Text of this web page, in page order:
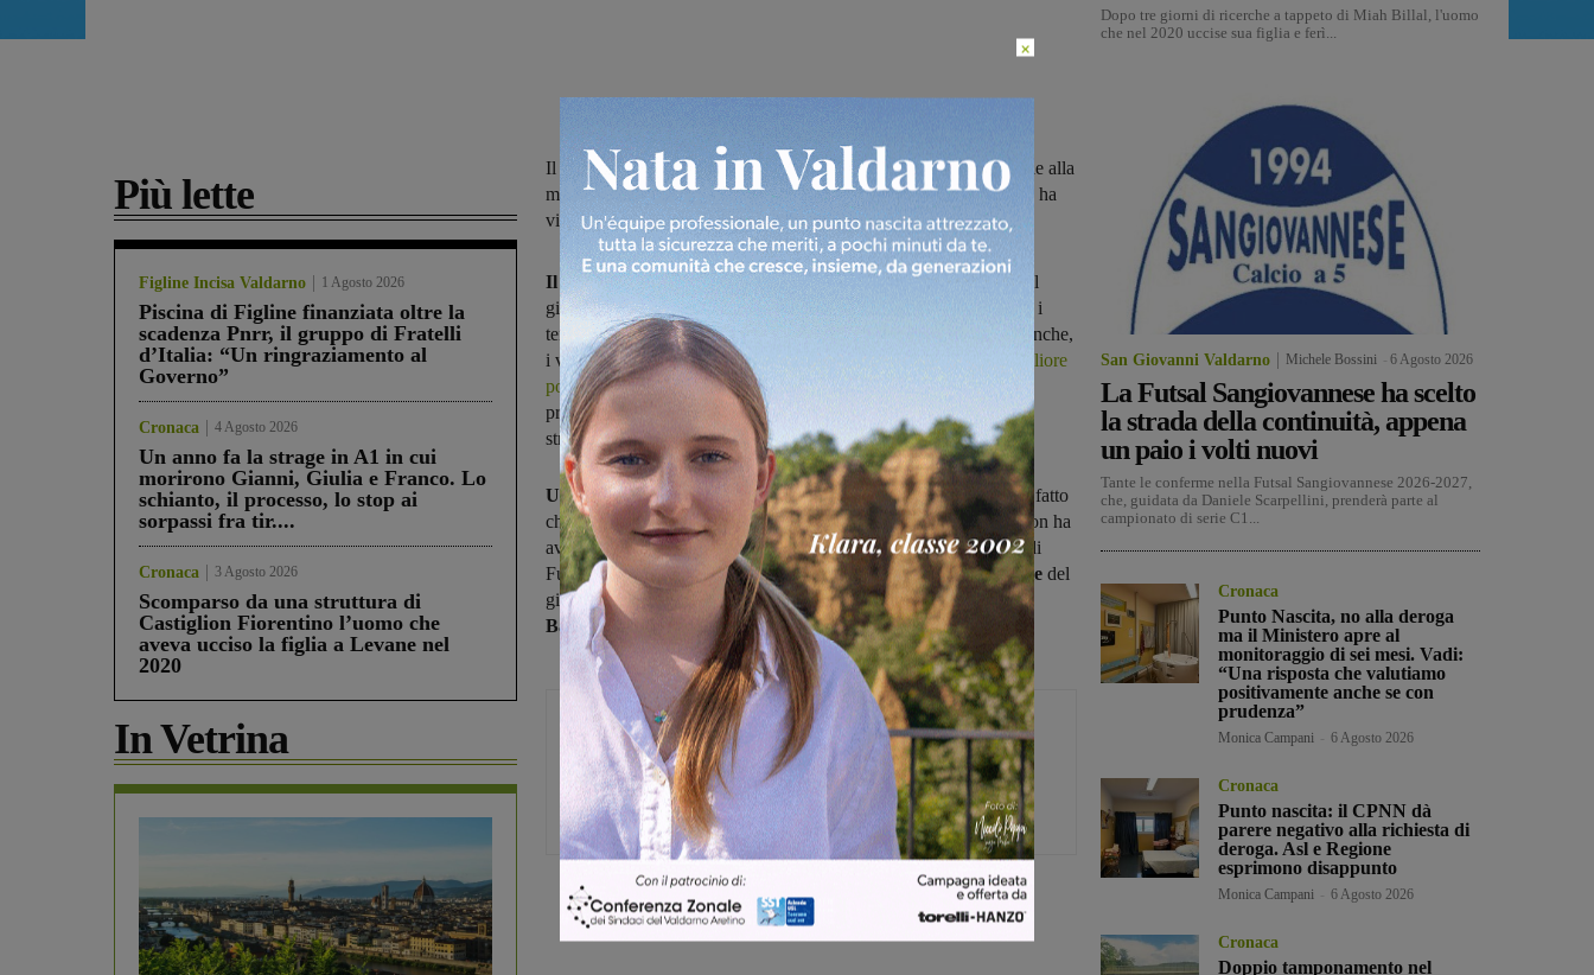
Più lette
Figline Incisa Valdarno 1 Agosto 2026
Piscina di Figline finanziata oltre la
scadenza Pnrr, il gruppo di Fratelli
d’Italia: “Un ringraziamento al
Governo”
Cronaca 4 Agosto 2026
Un anno fa la strage in A1 in cui
morirono Gianni, Giulia e Franco. Lo
schianto, il processo, lo stop ai
sorpassi fra tir....
Cronaca 3 Agosto 2026
Scomparso da una struttura di
Castiglion Fiorentino l’uomo che
aveva ucciso la figlia a Levane nel
2020
In Vetrina
Il San Clemente pareggia 0-0 con il Londa ma passa il turno grazie alla
migliore posizione al termine del campionato, il Vaggio Piandiscò ha
vinto 0-1 a Stia
Il San Clemente ha passato il turno nella semifinale play-off del
girone M, ma con il Londa non è stato troppo facile: dopo che sia i
tempi regolamentari che i supplementari erano terminati a reti bianche,
i valdarnesi hanno guadagnato l'accesso alla finale grazie alla
migliore
posizione al termine del campionato. Avversaria in finale,
in
programma domenica in campo neutro, la
Gallianese,che ha
strapazzato 4-2 il San Piero a Sieve.
Un Vaggio Piandiscò in campo determinatoe consapevole del fatto
che per passare il turno sarebbe stato necessario vincere, a Stia, non ha
avuto nessun timore reverenziale eha vinto 0-1, grazie a un gol di
Fusini direttamente su calcio di punizione.
Avversario nella finale del
girone L,che si giocherà domenica (sempre su campo neutro),il
Battifolle, che ha battuto 4-2 il Viciomaggio.
Michele Bossini
Share
Dopo tre giorni di ricerche a tappeto di Miah Billal, l'uomo
che nel 2020 uccise sua figlia e ferì...
San Giovanni Valdarno Michele Bossini 6 Agosto 2026
La Futsal Sangiovannese ha scelto
la strada della continuità, appena
un paio i volti nuovi
Tante le conferme nella Futsal Sangiovannese 2026-2027,
che, guidata da Daniele Scarpellini, prenderà parte al
campionato di serie C1...
Cronaca
Punto Nascita, no alla deroga
ma il Ministero apre al
monitoraggio di sei mesi. Vadi:
“Una risposta che valutiamo
positivamente anche se con
prudenza”
Monica Campani 6 Agosto 2026
Cronaca
Punto nascita: il CPNN dà
parere negativo alla richiesta di
deroga. Asl e Regione
esprimono disappunto
Monica Campani 6 Agosto 2026
Cronaca
Doppio tamponamento nel
×